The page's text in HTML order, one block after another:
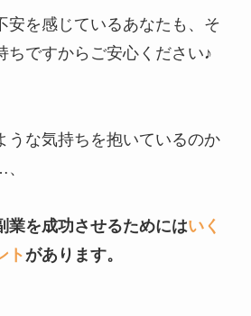
安を感じているあなたも、そ
ちですからご安心ください♪
うな気持ちを抱いているのか
業を成功させるためにはいく
ト があります。